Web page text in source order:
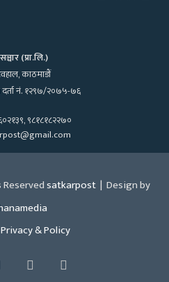
(प्रा.लि.)
काठमाडाैं
नं. १२९७/२०७५-७६
९८१८१८२२७०
satkarpost | Design by
Privacy & Policy
Twitter YouTube